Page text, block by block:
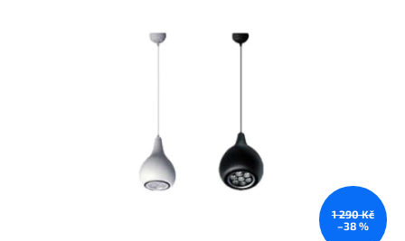
1 290 Kč
–38 %